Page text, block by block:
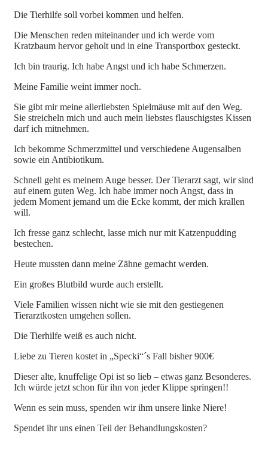
Die Tierhilfe soll vorbei kommen und helfen.
Die Menschen reden miteinander und ich werde vom
Kratzbaum hervor geholt und in eine Transportbox gesteckt.
Ich bin traurig. Ich habe Angst und ich habe Schmerzen.
Meine Familie weint immer noch.
Sie gibt mir meine allerliebsten Spielmäuse mit auf den Weg.
Sie streicheln mich und auch mein liebstes flauschigstes Kissen
darf ich mitnehmen.
Ich bekomme Schmerzmittel und verschiedene Augensalben
sowie ein Antibiotikum.
Schnell geht es meinem Auge besser. Der Tierarzt sagt, wir sind
auf einem guten Weg. Ich habe immer noch Angst, dass in
jedem Moment jemand um die Ecke kommt, der mich krallen
will.
Ich fresse ganz schlecht, lasse mich nur mit Katzenpudding
bestechen.
Heute mussten dann meine Zähne gemacht werden.
Ein großes Blutbild wurde auch erstellt.
Viele Familien wissen nicht wie sie mit den gestiegenen
Tierarztkosten umgehen sollen.
Die Tierhilfe weiß es auch nicht.
Liebe zu Tieren kostet in „Specki“´s Fall bisher 900€
Dieser alte, knuffelige Opi ist so lieb – etwas ganz Besonderes.
Ich würde jetzt schon für ihn von jeder Klippe springen!!
Wenn es sein muss, spenden wir ihm unsere linke Niere!
Spendet ihr uns einen Teil der Behandlungskosten?